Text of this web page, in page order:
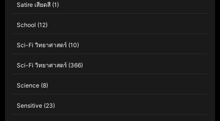
Satire เสียดสี (1)
School (12)
Sci-Fi วิทยาศาสตร์ (10)
Sci-Fi วิทยาศาสตร์ (366)
Science (8)
Sensitive (23)